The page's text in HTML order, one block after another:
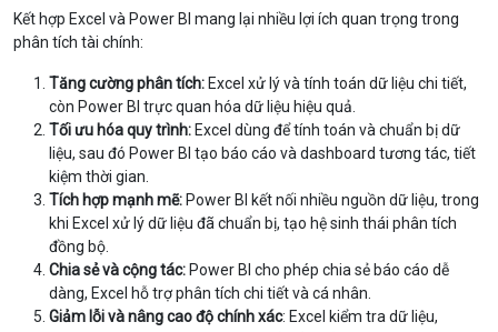
Kết hợp Excel và Power BI mang lại nhiều lợi ích quan trọng trong
phân tích tài chính:
Tăng cường phân tích: Excel xử lý và tính toán dữ liệu chi tiết,
còn Power BI trực quan hóa dữ liệu hiệu quả.
Tối ưu hóa quy trình: Excel dùng để tính toán và chuẩn bị dữ
liệu, sau đó Power BI tạo báo cáo và dashboard tương tác, tiết
kiệm thời gian.
Tích hợp mạnh mẽ: Power BI kết nối nhiều nguồn dữ liệu, trong
khi Excel xử lý dữ liệu đã chuẩn bị, tạo hệ sinh thái phân tích
đồng bộ.
Chia sẻ và cộng tác: Power BI cho phép chia sẻ báo cáo dễ
dàng, Excel hỗ trợ phân tích chi tiết và cá nhân.
Giảm lỗi và nâng cao độ chính xác: Excel kiểm tra dữ liệu,